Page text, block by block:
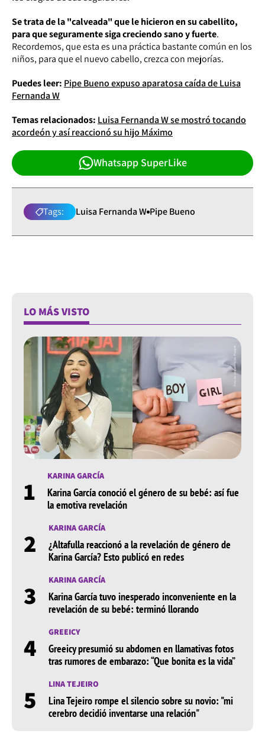
Se trata de la "calveada" que le hicieron en su cabellito,
para que seguramente siga creciendo sano y fuerte.
Recordemos, que esta es una práctica bastante común en los
niños, para que el nuevo cabello, crezca con mejorías.
Puedes leer: Pipe Bueno expuso aparatosa caída de Luisa
Fernanda W
Temas relacionados: Luisa Fernanda W se mostró tocando
acordeón y así reaccionó su hijo Máximo
Whatsapp SuperLike
Tags: Luisa Fernanda W Pipe Bueno
LO MÁS VISTO
1 KARINA GARCÍA
Karina García conoció el género de su bebé: así fue
la emotiva revelación
2 KARINA GARCÍA
¿Altafulla reaccionó a la revelación de género de
Karina García? Esto publicó en redes
3 KARINA GARCÍA
Karina García tuvo inesperado inconveniente en la
revelación de su bebé: terminó llorando
4 GREEICY
Greeicy presumió su abdomen en llamativas fotos
tras rumores de embarazo: “Que bonita es la vida”
5 LINA TEJEIRO
Lina Tejeiro rompe el silencio sobre su novio: "mi
cerebro decidió inventarse una relación"